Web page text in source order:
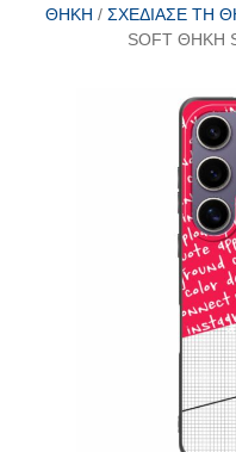
ΘΉΚΗ / ΣΧΕΔΊΑΣΕ ΤΗ
SOFT ΘΉΚΗ